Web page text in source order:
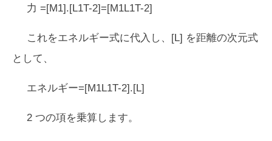
力 =[M1].[L1T-2]=[M1L1T-2]
これをエネルギー式に代入し、[L] を距離の次元式
として、
エネルギー=[M1L1T-2].[L]
2 つの項を乗算します。